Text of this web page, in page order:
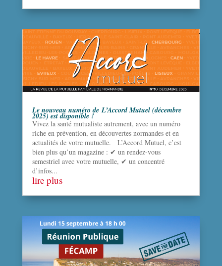
Le nouveau numéro de L’Accord Mutuel (décembre
2025) est disponible !
Vivez la santé mutualiste autrement, avec un numéro
riche en prévention, en découvertes normandes et en
actualités de votre mutuelle. L’Accord Mutuel, c’est
bien plus qu’un magazine : ✔ un rendez-vous
semestriel avec votre mutuelle, ✔ un concentré
d’infos...
lire plus